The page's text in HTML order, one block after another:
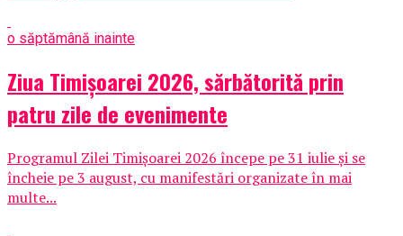
o săptămână inainte
Ziua Timișoarei 2026, sărbătorită prin
patru zile de evenimente
Programul Zilei Timișoarei 2026 începe pe 31 iulie și se
încheie pe 3 august, cu manifestări organizate în mai
multe...